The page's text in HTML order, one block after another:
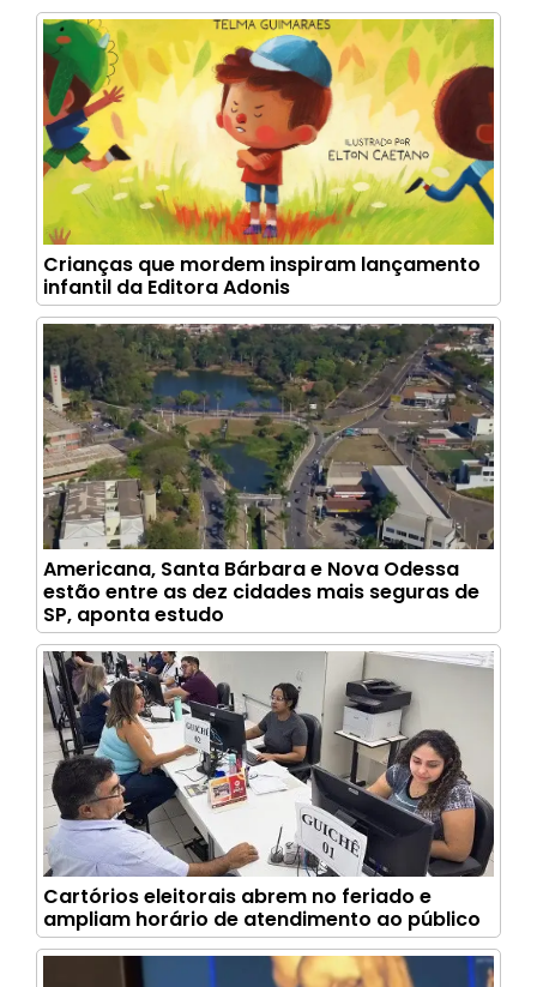
Crianças que mordem inspiram lançamento
infantil da Editora Adonis
Americana, Santa Bárbara e Nova Odessa
estão entre as dez cidades mais seguras de
SP, aponta estudo
Cartórios eleitorais abrem no feriado e
ampliam horário de atendimento ao público